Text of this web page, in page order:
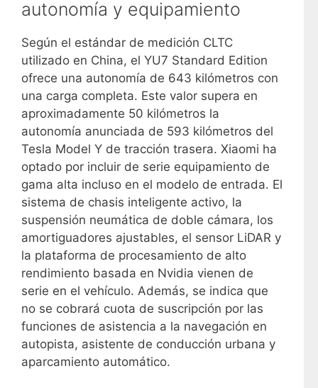
autonomía y equipamiento
Según el estándar de medición CLTC
utilizado en China, el YU7 Standard Edition
ofrece una autonomía de 643 kilómetros con
una carga completa. Este valor supera en
aproximadamente 50 kilómetros la
autonomía anunciada de 593 kilómetros del
Tesla Model Y de tracción trasera. Xiaomi ha
optado por incluir de serie equipamiento de
gama alta incluso en el modelo de entrada. El
sistema de chasis inteligente activo, la
suspensión neumática de doble cámara, los
amortiguadores ajustables, el sensor LiDAR y
la plataforma de procesamiento de alto
rendimiento basada en Nvidia vienen de
serie en el vehículo. Además, se indica que
no se cobrará cuota de suscripción por las
funciones de asistencia a la navegación en
autopista, asistente de conducción urbana y
aparcamiento automático.